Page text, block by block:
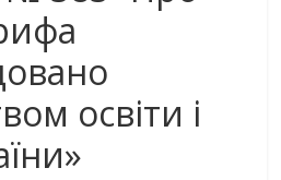
освіти і